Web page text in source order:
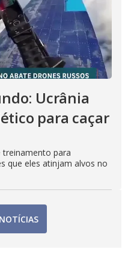
Ucrânia
para caçar
treinamento para
que eles atinjam alvos no